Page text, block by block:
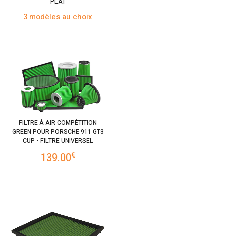
3 modèles au choix
FILTRE À AIR COMPÉTITION
GREEN POUR PORSCHE 911 GT3
CUP - FILTRE UNIVERSEL
139.00€